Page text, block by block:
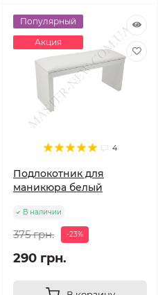
Популярный
Акция
4
Подлокотник для
маникюра белый
В наличии
375 грн. -23%
290 грн.